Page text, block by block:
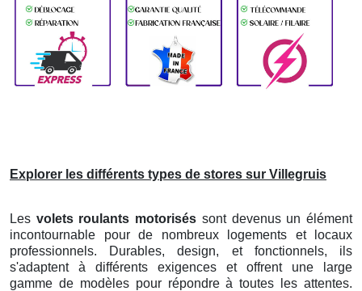
Explorer les différents types de stores sur Villegruis
Les volets roulants motorisés sont devenus un élément
incontournable pour de nombreux logements et locaux
professionnels. Durables, design, et fonctionnels, ils
s'adaptent à différents exigences et offrent une large
gamme de modèles pour répondre à toutes les attentes.